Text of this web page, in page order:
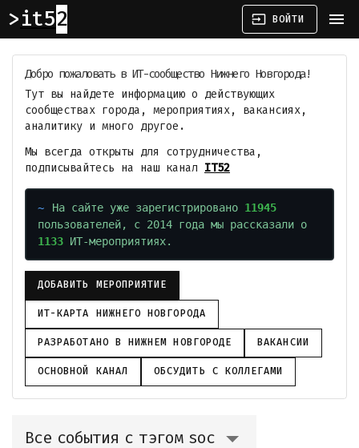
it52 input ВОЙТИ menu
Добро пожаловать в ИТ-сообщество Нижнего Новгорода!
Тут вы найдете информацию о действующих
сообществах города, мероприятиях, вакансиях,
аналитику и много другое.
Мы всегда открыты для сотрудничества,
подписывайтесь на наш канал IT52
На сайте уже зарегистрировано 11945
пользователей, с 2014 года мы рассказали о
1133 ИТ-мероприятиях.
ДОБАВИТЬ МЕРОПРИЯТИЕ
ИТ-КАРТА НИЖНЕГО НОВГОРОДА
РАЗРАБОТАНО В НИЖНЕМ НОВГОРОДЕ ВАКАНСИИ
ОСНОВНОЙ КАНАЛ ОБСУДИТЬ С КОЛЛЕГАМИ
Все события с тэгом soc